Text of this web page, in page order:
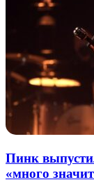
Пинк
«много